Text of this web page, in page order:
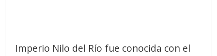
Imperio Nilo del Río fue conocida con el